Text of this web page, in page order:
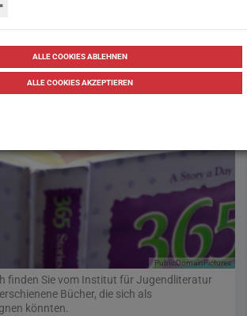
PublicDomainPictures
finden Sie vom Institut für Jugendliteratur
Bücher, die sich als
könnten.
ALLE COOKIES ABLEHNEN
ALLE COOKIES AKZEPTIEREN